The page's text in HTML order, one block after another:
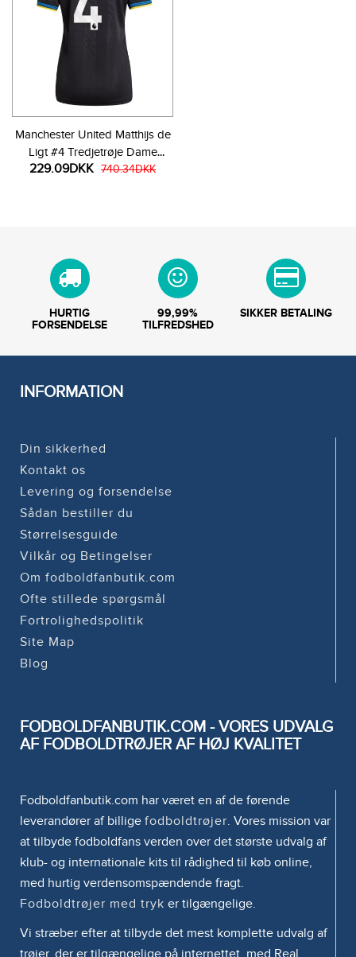
Manchester United Matthijs de
Ligt #4 Tredjetrøje Dame
2025-26 Kortærmet
229.09DKK 740.34DKK
HURTIG
FORSENDELSE
99,99%
TILFREDSHED
SIKKER BETALING
INFORMATION
Din sikkerhed
Kontakt os
Levering og forsendelse
Sådan bestiller du
Størrelsesguide
Vilkår og Betingelser
Om fodboldfanbutik.com
Ofte stillede spørgsmål
Fortrolighedspolitik
Site Map
Blog
FODBOLDFANBUTIK.COM - VORES UDVALG
AF FODBOLDTRØJER AF HØJ KVALITET
Fodboldfanbutik.com har været en af de førende
leverandører af billige fodboldtrøjer. Vores mission var
at tilbyde fodboldfans verden over det største udvalg af
klub- og internationale kits til rådighed til køb online,
med hurtig verdensomspændende fragt.
Fodboldtrøjer med tryk er tilgængelige.
Vi stræber efter at tilbyde det mest komplette udvalg af
trøjer, der er tilgængelige på internettet, med Real